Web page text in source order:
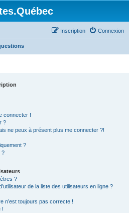
Connexion
Inscription
connecter !
?
ne peux à présent plus me connecter ?!
?
?
?
de la liste des utilisateurs en ligne ?
n’est toujours pas correcte !
!